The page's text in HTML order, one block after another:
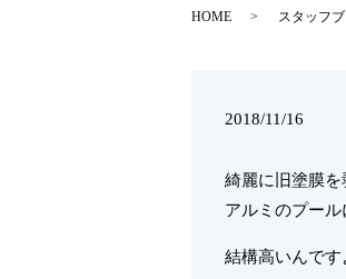
HOME スタッフ
2018/11/16
綺麗に旧塗膜を
アルミのプー
結構高いんで